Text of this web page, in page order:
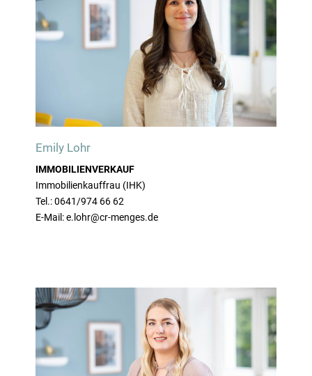
Emily Lohr
IMMOBILIENVERKAUF
Immobilienkauffrau (IHK)
Tel.: 0641/974 66 62
E-Mail: e.lohr@cr-menges.de